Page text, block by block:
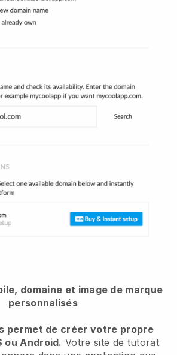
domaine et image de marque
personnalisés
permet de créer votre propre
ou Android. Votre site de tutorat